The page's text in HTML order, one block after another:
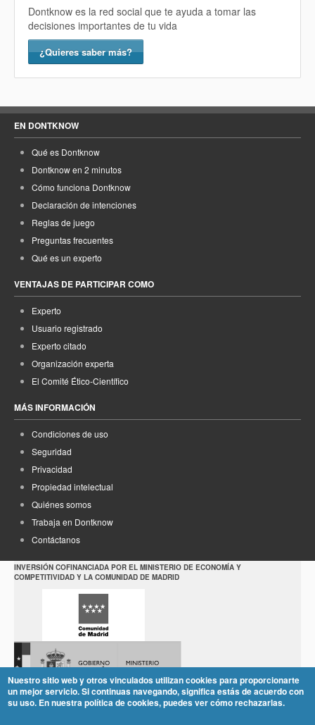
Dontknow es la red social que te ayuda a tomar las
decisiones importantes de tu vida
¿Quieres saber más?
EN DONTKNOW
Qué es Dontknow
Dontknow en 2 minutos
Cómo funciona Dontknow
Declaración de intenciones
Reglas de juego
Preguntas frecuentes
Qué es un experto
VENTAJAS DE PARTICIPAR COMO
Experto
Usuario registrado
Experto citado
Organización experta
El Comité Ético-Científico
MÁS INFORMACIÓN
Condiciones de uso
Seguridad
Privacidad
Propiedad intelectual
Quiénes somos
Trabaja en Dontknow
Contáctanos
INVERSIÓN COFINANCIADA POR EL MINISTERIO DE ECONOMÍA Y
COMPETITIVIDAD Y LA COMUNIDAD DE MADRID
Nuestro sitio web y otros vinculados utilizan cookies para proporcionarte
un mejor servicio. Si continuas navegando, significa estás de acuerdo con
su uso. En nuestra política de cookies, puedes ver cómo rechazarlas.